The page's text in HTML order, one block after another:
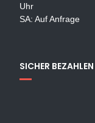
Uhr
SA: Auf Anfrage
SICHER BEZAHLEN